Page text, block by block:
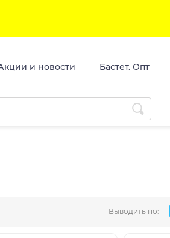
и новости Бастет. Опт
Выводить по: